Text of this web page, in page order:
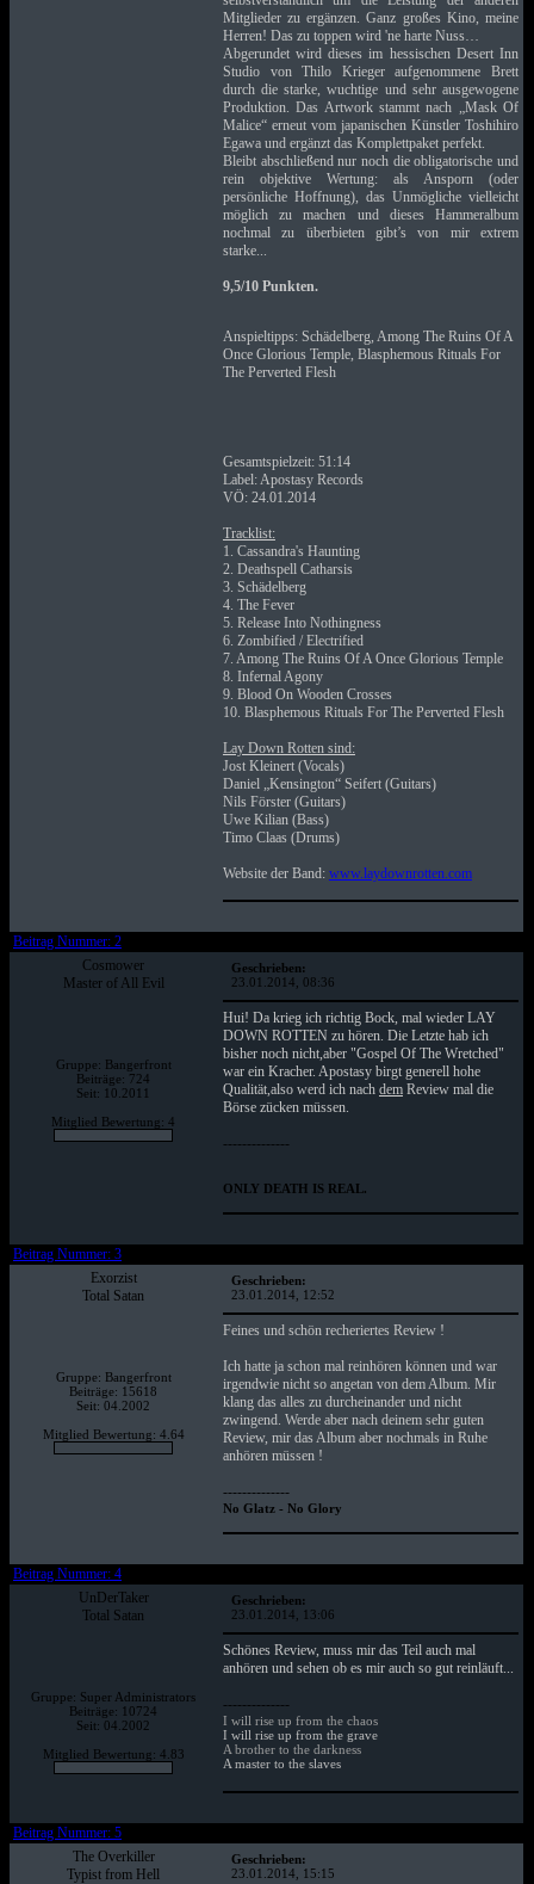
Mitglieder zu ergänzen. Ganz großes Kino, meine
Herren! Das zu toppen wird 'ne harte Nuss…
Abgerundet wird dieses im hessischen Desert Inn
Studio von Thilo Krieger aufgenommene Brett
durch die starke, wuchtige und sehr ausgewogene
Produktion. Das Artwork stammt nach „Mask Of
Malice“ erneut vom japanischen Künstler Toshihiro
Egawa und ergänzt das Komplettpaket perfekt.
Bleibt abschließend nur noch die obligatorische und
rein objektive Wertung: als Ansporn (oder
persönliche Hoffnung), das Unmögliche vielleicht
möglich zu machen und dieses Hammeralbum
nochmal zu überbieten gibt’s von mir extrem
starke...
9,5/10 Punkten.
Anspieltipps: Schädelberg, Among The Ruins Of A
Once Glorious Temple, Blasphemous Rituals For
The Perverted Flesh
Gesamtspielzeit: 51:14
Label: Apostasy Records
VÖ: 24.01.2014
Tracklist:
1. Cassandra's Haunting
2. Deathspell Catharsis
3. Schädelberg
4. The Fever
5. Release Into Nothingness
6. Zombified / Electrified
7. Among The Ruins Of A Once Glorious Temple
8. Infernal Agony
9. Blood On Wooden Crosses
10. Blasphemous Rituals For The Perverted Flesh
Lay Down Rotten sind:
Jost Kleinert (Vocals)
Daniel „Kensington“ Seifert (Guitars)
Nils Förster (Guitars)
Uwe Kilian (Bass)
Timo Claas (Drums)
Website der Band: www.laydownrotten.com
Beitrag Nummer: 2
Cosmower
Master of All Evil
Gruppe: Bangerfront
Beiträge: 724
Seit: 10.2011
Mitglied Bewertung: 4
Geschrieben:
23.01.2014, 08:36
Hui! Da krieg ich richtig Bock, mal wieder LAY
DOWN ROTTEN zu hören. Die Letzte hab ich
bisher noch nicht,aber "Gospel Of The Wretched"
war ein Kracher. Apostasy birgt generell hohe
Qualität,also werd ich nach demReview mal die
Börse zücken müssen.
--------------
ONLY DEATH IS REAL.
Beitrag Nummer: 3
Exorzist
Total Satan
Gruppe: Bangerfront
Beiträge: 15618
Seit: 04.2002
Mitglied Bewertung: 4.64
Geschrieben:
23.01.2014, 12:52
Feines und schön recheriertes Review !
Ich hatte ja schon mal reinhören können und war
irgendwie nicht so angetan von dem Album. Mir
klang das alles zu durcheinander und nicht
zwingend. Werde aber nach deinem sehr guten
Review, mir das Album aber nochmals in Ruhe
anhören müssen !
--------------
No Glatz - No Glory
Beitrag Nummer: 4
UnDerTaker
Total Satan
Gruppe: Super Administrators
Beiträge: 10724
Seit: 04.2002
Mitglied Bewertung: 4.83
Geschrieben:
23.01.2014, 13:06
Schönes Review, muss mir das Teil auch mal
anhören und sehen ob es mir auch so gut reinläuft...
--------------
I will rise up from the chaos
I will rise up from the grave
A brother to the darkness
A master to the slaves
Beitrag Nummer: 5
The Overkiller
Typist from Hell
Geschrieben:
23.01.2014, 15:15